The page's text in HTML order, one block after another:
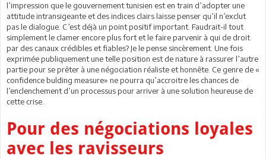
l’impression que le gouvernement tunisien est en train d’adopter une
attitude intransigeante et des indices clairs laisse penser qu’il n’exclut
pas le dialogue. C’est déjà un point positif important. Faudrait-il tout
simplement le clamer encore plus fort et le faire parvenir à qui de droit
par des canaux crédibles et fiables? Je le pense sincèrement. Une fois
exprimée publiquement une telle position est de nature à rassurer l’autre
partie pour se prêter à une négociation réaliste et honnête. Ce genre de «
confidence bulding measure» ne pourra qu’accroitre les chances de
l’enclenchement d’un processus pour arriver à une solution heureuse de
cette crise.
Pour des négociations loyales
avec les ravisseurs